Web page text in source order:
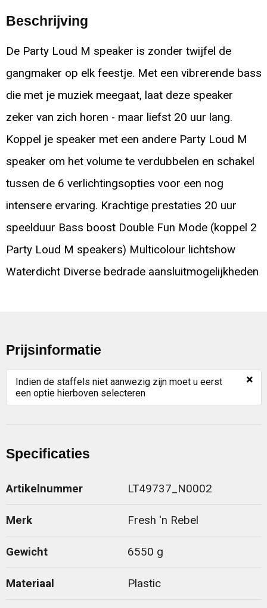
Beschrijving
De Party Loud M speaker is zonder twijfel de
gangmaker op elk feestje. Met een vibrerende bass
die met je muziek meegaat, laat deze speaker
zeker van zich horen - maar liefst 20 uur lang.
Koppel je speaker met een andere Party Loud M
speaker om het volume te verdubbelen en schakel
tussen de 6 verlichtingsopties voor een nog
intensere ervaring. Krachtige prestaties 20 uur
speelduur Bass boost Double Fun Mode (koppel 2
Party Loud M speakers) Multicolour lichtshow
Waterdicht Diverse bedrade aansluitmogelijkheden
Prijsinformatie
Indien de staffels niet aanwezig zijn moet u eerst
een optie hierboven selecteren
×
Specificaties
Artikelnummer LT49737_N0002
Merk Fresh 'n Rebel
Gewicht 6550 g
Materiaal Plastic